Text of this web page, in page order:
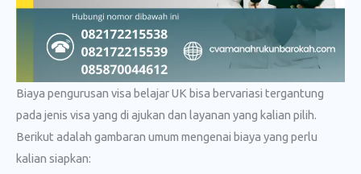
Biaya pengurusan visa belajar UK bisa bervariasi tergantung
pada jenis visa yang di ajukan dan layanan yang kalian pilih.
Berikut adalah gambaran umum mengenai biaya yang perlu
kalian siapkan: